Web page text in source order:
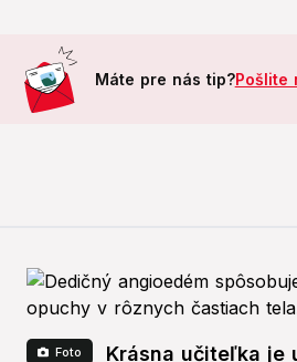
Máte pre nás tip?Pošlite
Foto
Krásna učiteľka je